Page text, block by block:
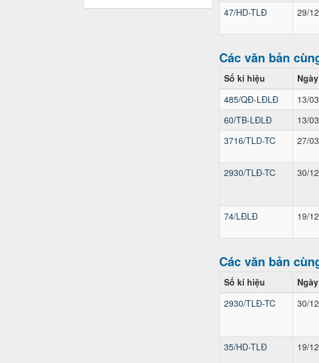
47/HD-TLĐ
29/
Các văn bản
Số kí hiệu
485/QĐ-LĐLĐ
13/
60/TB-LĐLĐ
13/
3716/TLD-TC
27/
2930/TLĐ-TC
30/
74/LĐLĐ
19/
Các văn bản
Số kí hiệu
2930/TLĐ-TC
30/
35/HD-TLĐ
19/